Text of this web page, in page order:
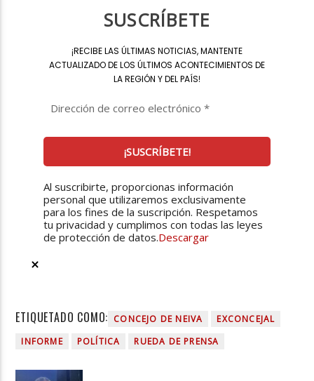
SUSCRÍBETE
¡RECIBE LAS ÚLTIMAS NOTICIAS, MANTENTE
ACTUALIZADO DE LOS ÚLTIMOS ACONTECIMIENTOS DE
LA REGIÓN Y DEL PAÍS!
Al suscribirte, proporcionas información
personal que utilizaremos exclusivamente
para los fines de la suscripción. Respetamos
tu privacidad y cumplimos con todas las leyes
de protección de datos.Descargar
ETIQUETADO COMO: CONCEJO DE NEIVA
EXCONCEJAL
INFORME
POLÍTICA RUEDA DE PRENSA